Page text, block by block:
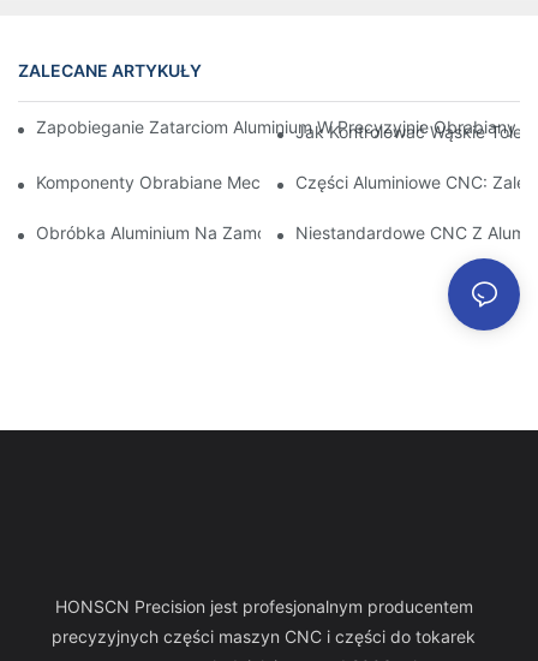
ZALECANE ARTYKUŁY
Zapobieganie Zatarciom Aluminium W Precyzyjnie
Jak Kontrolować Wąskie
Komponenty Obrabiane Mechanicznie Z Aluminium:
Części Aluminiowe CNC:
Obróbka Aluminium Na Zamówienie: Odkrywanie Najnowszych
Niestandardowe CNC Z
HONSCN Precision jest profesjonalnym producentem
precyzyjnych części maszyn CNC i części do tokarek